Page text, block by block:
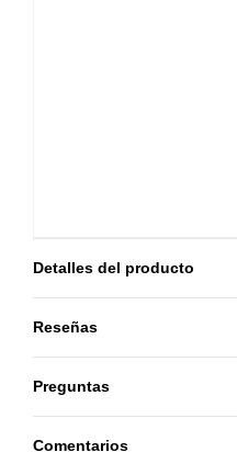
Detalles del producto
Reseñas
Preguntas
Comentarios